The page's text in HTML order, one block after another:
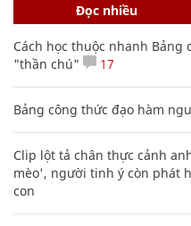
Đọc nhiều
Cách học thuộc nhanh
"thần chú"
17
Bảng công thức đạo hàm
Clip lột tả chân thực cảnh
mèo', người tinh ý còn phát
con